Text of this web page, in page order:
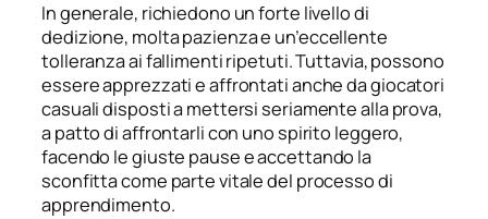
In generale, richiedono un forte livello di
dedizione, molta pazienza e un’eccellente
tolleranza ai fallimenti ripetuti. Tuttavia, possono
essere apprezzati e affrontati anche da giocatori
casuali disposti a mettersi seriamente alla prova,
a patto di affrontarli con uno spirito leggero,
facendo le giuste pause e accettando la
sconfitta come parte vitale del processo di
apprendimento.